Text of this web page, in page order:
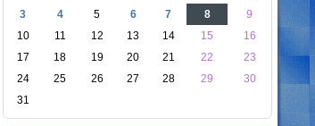
3
4 5 6 7 8
9
10
11 12 13 14 15
16
17
18 19 20 21 22
23
24
25 26 27 28 29
30
31